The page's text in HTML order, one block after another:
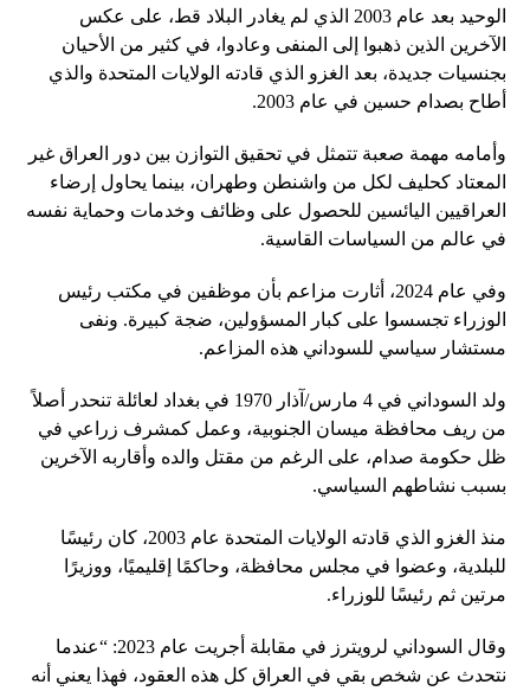
الوحيد بعد عام 2003 الذي لم يغادر البلاد قط، على عكس
الآخرين الذين ذهبوا إلى المنفى وعادوا، في كثير من الأحيان
بجنسيات جديدة، بعد الغزو الذي قادته الولايات المتحدة والذي
أطاح بصدام حسين في عام 2003.
وأمامه مهمة صعبة تتمثل في تحقيق التوازن بين دور العراق غير
المعتاد كحليف لكل من واشنطن وطهران، بينما يحاول إرضاء
العراقيين اليائسين للحصول على وظائف وخدمات وحماية نفسه
في عالم من السياسات القاسية.
وفي عام 2024، أثارت مزاعم بأن موظفين في مكتب رئيس
الوزراء تجسسوا على كبار المسؤولين، ضجة كبيرة. ونفى
مستشار سياسي للسوداني هذه المزاعم.
ولد السوداني في 4 مارس/آذار 1970 في بغداد لعائلة تنحدر أصلاً
من ريف محافظة ميسان الجنوبية، وعمل كمشرف زراعي في
ظل حكومة صدام، على الرغم من مقتل والده وأقاربه الآخرين
بسبب نشاطهم السياسي.
منذ الغزو الذي قادته الولايات المتحدة عام 2003، كان رئيسًا
للبلدية، وعضوا في مجلس محافظة، وحاكمًا إقليميًا، ووزيرًا
مرتين ثم رئيسًا للوزراء.
وقال السوداني لرويترز في مقابلة أجريت عام 2023: “عندما
نتحدث عن شخص بقي في العراق كل هذه العقود، فهذا يعني أنه